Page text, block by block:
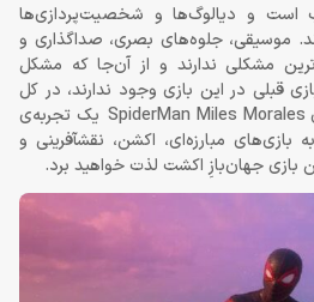
است و دیالوگ‌ها و شخصیت‌پردازی‌ها
موسیقی، جلوه‌های بصری، صداگذاری و
مشکلی ندارند و از آن‌جا که مشکل
قبلی در این بازی وجود ندارند، در کل
می‌توان گفت که تجربه‌ی بازی SpiderMan Miles Morales یک تجربه‌ی
جذاب است و اگر علاقه‌مند به بازی‌های مبارزه‌ای، اکشن، نقش‎آفرینی و
بازی جهان‌بازِ اکشت لذت خواهید برد.